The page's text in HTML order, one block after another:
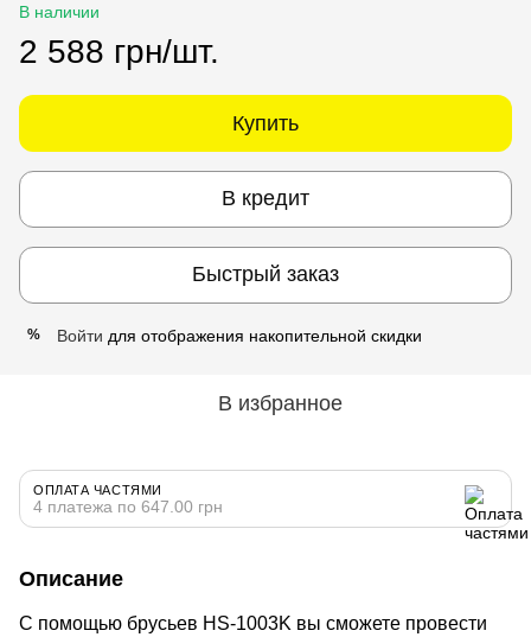
В наличии
2 588 грн/шт.
Купить
В кредит
Быстрый заказ
% Войти для отображения накопительной скидки
В избранное
ОПЛАТА ЧАСТЯМИ
4 платежа по 647.00 грн
Описание
С помощью брусьев HS-1003K вы сможете провести